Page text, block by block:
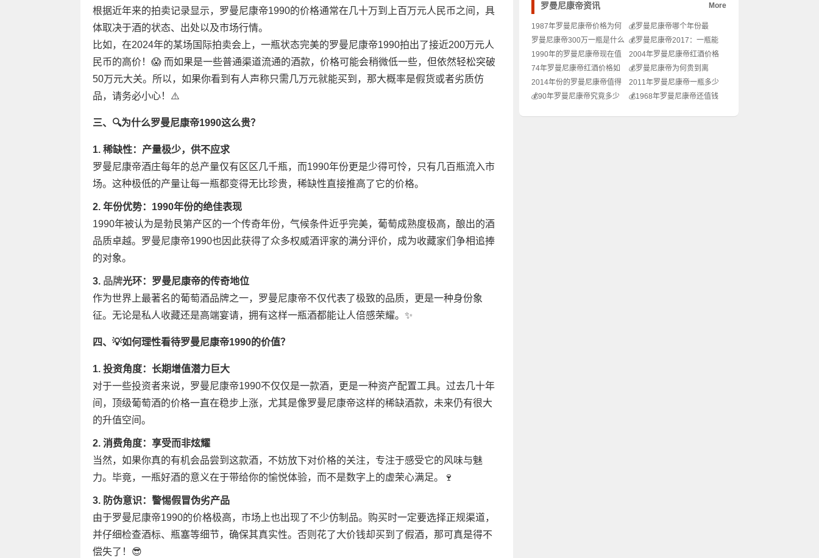
根据近年来的拍卖记录显示，罗曼尼康帝1990的价格通常在几十万到上百万元人民币之间，具
体取决于酒的状态、出处以及市场行情。
比如，在2024年的某场国际拍卖会上，一瓶状态完美的罗曼尼康帝1990拍出了接近200万元人
民币的高价！😱 而如果是一些普通渠道流通的酒款，价格可能会稍微低一些，但依然轻松突破
50万元大关。所以，如果你看到有人声称只需几万元就能买到，那大概率是假货或者劣质仿
品，请务必小心！⚠️
三、🔍为什么罗曼尼康帝1990这么贵？
1. 稀缺性：产量极少，供不应求
罗曼尼康帝酒庄每年的总产量仅有区区几千瓶，而1990年份更是少得可怜，只有几百瓶流入市
场。这种极低的产量让每一瓶都变得无比珍贵，稀缺性直接推高了它的价格。
2. 年份优势：1990年份的绝佳表现
1990年被认为是勃艮第产区的一个传奇年份，气候条件近乎完美，葡萄成熟度极高，酿出的酒
品质卓越。罗曼尼康帝1990也因此获得了众多权威酒评家的满分评价，成为收藏家们争相追捧
的对象。
3. 品牌光环：罗曼尼康帝的传奇地位
作为世界上最著名的葡萄酒品牌之一，罗曼尼康帝不仅代表了极致的品质，更是一种身份象
征。无论是私人收藏还是高端宴请，拥有这样一瓶酒都能让人倍感荣耀。✨
四、💡如何理性看待罗曼尼康帝1990的价值？
1. 投资角度：长期增值潜力巨大
对于一些投资者来说，罗曼尼康帝1990不仅仅是一款酒，更是一种资产配置工具。过去几十年
间，顶级葡萄酒的价格一直在稳步上涨，尤其是像罗曼尼康帝这样的稀缺酒款，未来仍有很大
的升值空间。
2. 消费角度：享受而非炫耀
当然，如果你真的有机会品尝到这款酒，不妨放下对价格的关注，专注于感受它的风味与魅
力。毕竟，一瓶好酒的意义在于带给你的愉悦体验，而不是数字上的虚荣心满足。🍷
3. 防伪意识：警惕假冒伪劣产品
由于罗曼尼康帝1990的价格极高，市场上也出现了不少仿制品。购买时一定要选择正规渠道，
并仔细检查酒标、瓶塞等细节，确保其真实性。否则花了大价钱却买到了假酒，那可真是得不
偿失了！😎
罗曼尼康帝资讯 More
1987年罗曼尼康帝价格为何
如此昂贵？💎
💰罗曼尼康帝哪个年份最
贵？天价红酒背后的秘密！
🧐
罗曼尼康帝300万一瓶是什么
年代的？🍷真相揭秘
💰罗曼尼康帝2017：一瓶能
买一辆车？
1990年的罗曼尼康帝现在值
多少钱？🍷投资收藏的终极
秘密
2004年罗曼尼康帝红酒价格
是多少？💎
74年罗曼尼康帝红酒价格如
何？💎收藏家必看
💰罗曼尼康帝为何贵到离
谱？揭开天价葡萄酒的秘
密！🧐
2014年份的罗曼尼康帝值得
入手吗？🍷
2011年罗曼尼康帝一瓶多少
钱？🍷投资收藏的潜力分析
💰90年罗曼尼康帝究竟多少
💰1968年罗曼尼康帝还值钱